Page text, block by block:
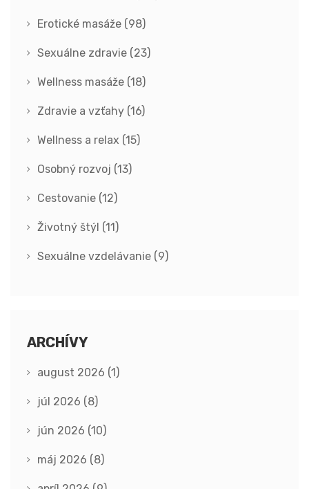
Erotické masáže (98)
Sexuálne zdravie (23)
Wellness masáže (18)
Zdravie a vzťahy (16)
Wellness a relax (15)
Osobný rozvoj (13)
Cestovanie (12)
Životný štýl (11)
Sexuálne vzdelávanie (9)
ARCHÍVY
august 2026 (1)
júl 2026 (8)
jún 2026 (10)
máj 2026 (8)